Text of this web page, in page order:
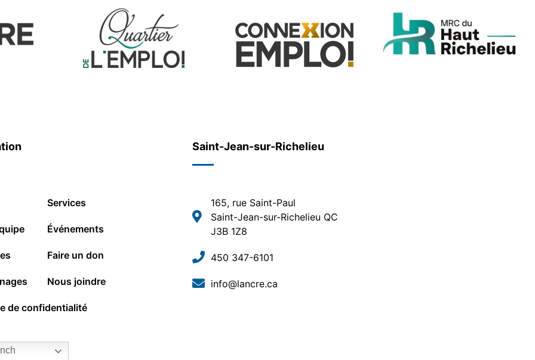
Services
Événements
Faire un don
Nous joindre
de confidentialité
Saint-Jean-sur-Richelieu
165, rue Saint-Paul
Saint-Jean-sur-Richelieu QC
J3B 1Z8
450 347-6101
info@lancre.ca